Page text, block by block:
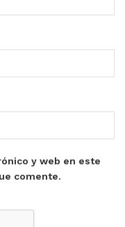
y web en este
comente.